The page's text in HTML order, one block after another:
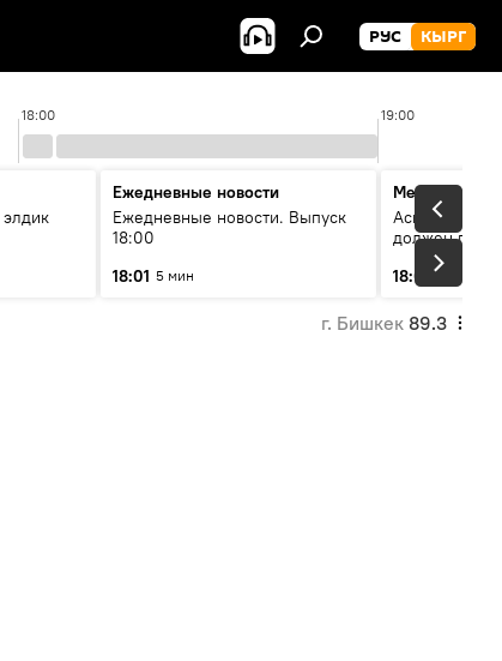
РУС КЫРГ
18:00 19:00
Ежедневные новости
Ежедневные новости. Выпуск
18:00
18:01 5 мин
Меняющие
Аскар
должен
18:06
г. Бишкек 89.3